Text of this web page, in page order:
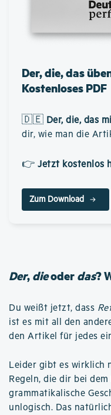
Der, die, das
Kostenloses PDF
🇩🇪 Der, die, das
dir, wie man die
👉 Jetzt kostenlos
Zum Download
Der,dieoderdas?
Du weißt jetzt, dass
ist es mit all den
den Artikel für jedes
Leider gibt es wirklich
Regeln, die dir bei
grammatikalische
unlogisch. Das